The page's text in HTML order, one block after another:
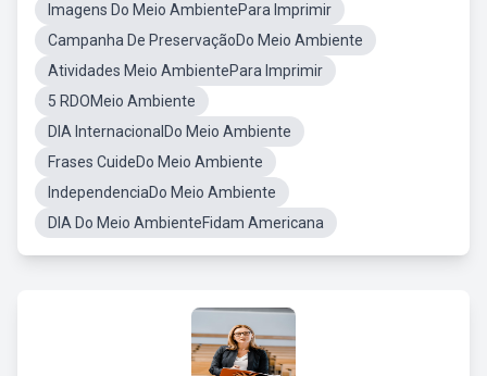
Imagens Do Meio AmbientePara Imprimir
Campanha De PreservaçãoDo Meio Ambiente
Atividades Meio AmbientePara Imprimir
5 RDOMeio Ambiente
DIA InternacionalDo Meio Ambiente
Frases CuideDo Meio Ambiente
IndependenciaDo Meio Ambiente
DIA Do Meio AmbienteFidam Americana